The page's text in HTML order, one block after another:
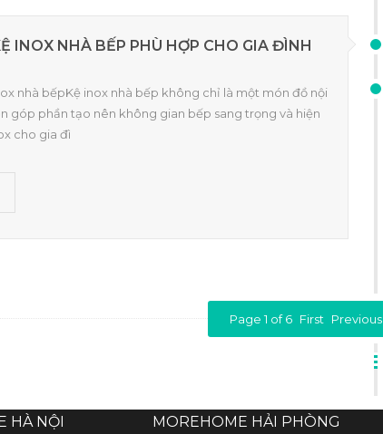
INOX NHÀ BẾP PHÙ HỢP CHO GIA ĐÌNH
nhà bếpKệ inox nhà bếp không chỉ là một món đồ nội
góp phần tạo nên không gian bếp sang trọng và hiện
cho gia đì
Page 1 of 6 First Previous
HÀ NỘI MOREHOME HẢI PHÒNG